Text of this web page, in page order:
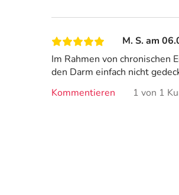
M. S. am
Im Rahmen von chronischen
den Darm einfach nicht
Kommentieren
1 von 1